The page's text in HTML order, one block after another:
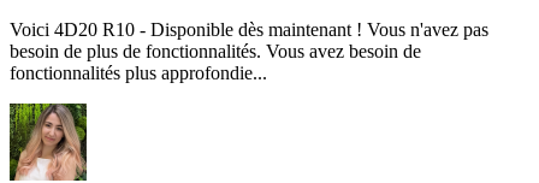
Voici 4D20 R10 - Disponible dès maintenant ! Vous n'avez pas
besoin de plus de fonctionnalités. Vous avez besoin de
fonctionnalités plus approfondie...